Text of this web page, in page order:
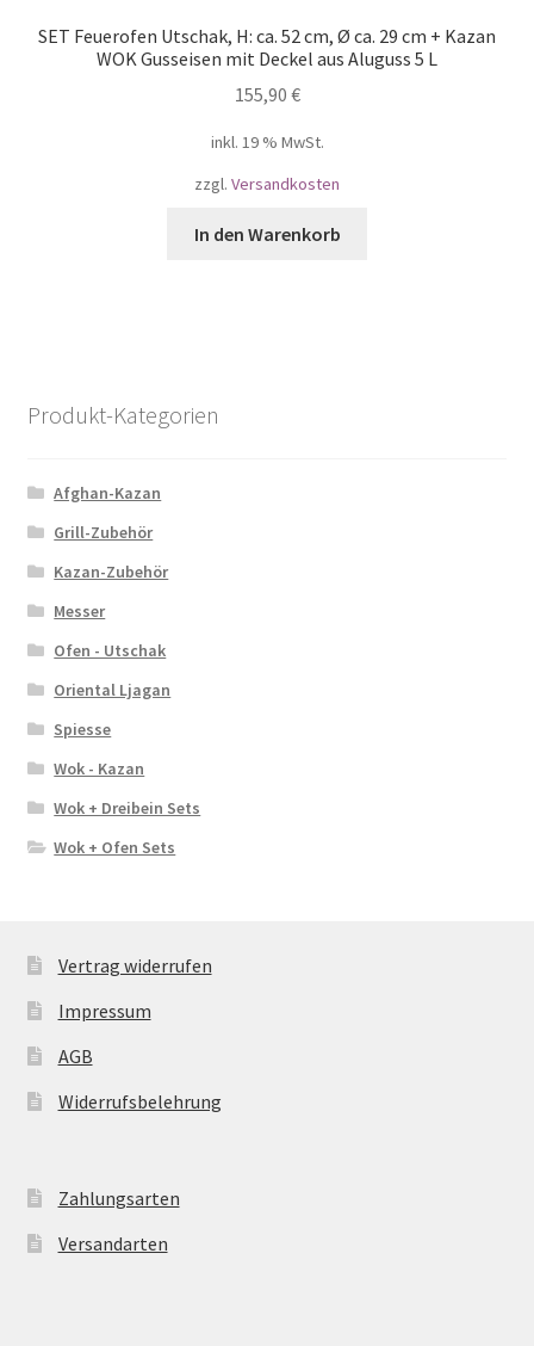
SET Feuerofen Utschak, H: ca. 52 cm, Ø ca. 29 cm + Kazan
WOK Gusseisen mit Deckel aus Aluguss 5 L
155,90 €
inkl. 19 % MwSt.
zzgl. Versandkosten
In den Warenkorb
Produkt-Kategorien
Afghan-Kazan
Grill-Zubehör
Kazan-Zubehör
Messer
Ofen - Utschak
Oriental Ljagan
Spiesse
Wok - Kazan
Wok + Dreibein Sets
Wok + Ofen Sets
Vertrag widerrufen
Impressum
AGB
Widerrufsbelehrung
Zahlungsarten
Versandarten